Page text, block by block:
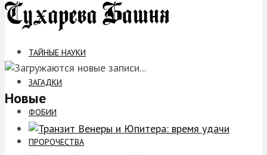
ТАЙНЫЕ НАУКИ
ЗАГАДКИ
ФОБИИ
ПРОРОЧЕСТВА
Новые